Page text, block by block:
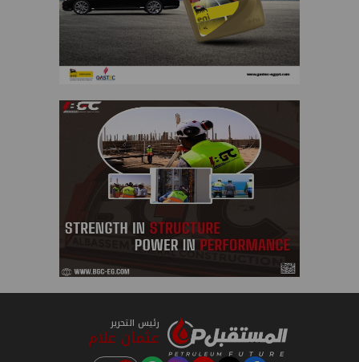
رئيس التحرير
عثمان علام